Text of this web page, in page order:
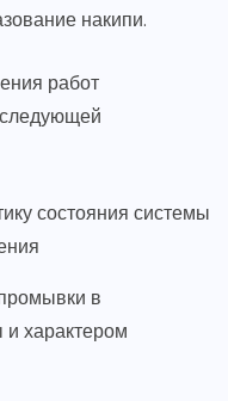
накипи.
работ
состояния системы
в
и характером